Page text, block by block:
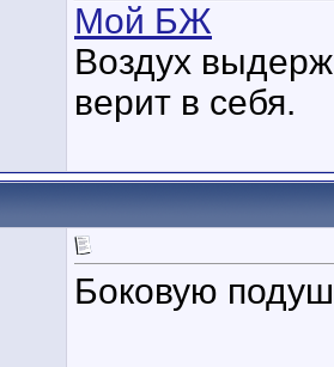
Мой БЖ
Воздух
верит в себя.
Боковую